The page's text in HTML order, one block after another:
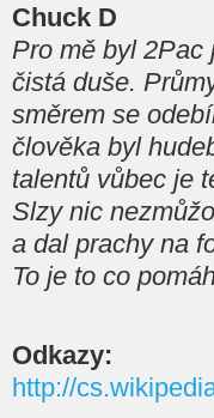
Chuck D
Pro mě byl 2Pac
čistá duše.
směrem se
člověka byl
talentů vůbec je
Slzy nic
a dal prachy na
To je to co
Odkazy:
http://